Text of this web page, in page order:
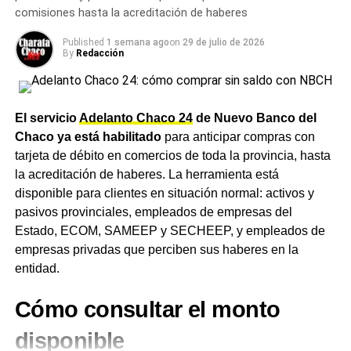
asignaciones familiares
El incremento del 1,89% también impacta sobre las
asignaciones que administra el organismo. La Asignación
Universal por Hijo (AUH) subirá de $148.049 a
$150.847,13, mientras que la AUH por Discapacidad
pasará de $482.062 a $491.172,97. La Asignación
Familiar por Hijo del primer rango de ingresos se
actualizará de $74.033 a $75.432,22, en tanto que el
pago único por nacimiento subirá a $87.926.
Un trámite cada vez más cerca
en Charata
cobraráningresando a Mi ANSES con su CUIL y Clave
de la Seguridad Social
descargar el recibo de haberes. La consulta y los trámites
comisiones hasta la acreditación de haberes
Published 1 semana agoon 29 de julio de 2026
By Redacción
El servicioAdelanto Chaco 24de Nuevo Banco del
Chaco ya está habilitadopara anticipar compras con
tarjeta de débito en comercios de toda la provincia, hasta
la acreditación de haberes. La herramienta está
disponible para clientes en situación normal: activos y
pasivos provinciales, empleados de empresas del
Estado, ECOM, SAMEEP y SECHEEP, y empleados de
empresas privadas que perciben sus haberes en la
entidad.
Cómo consultar el monto
disponible